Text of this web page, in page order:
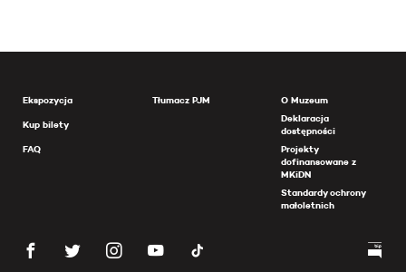
Ekspozycja
Kup bilety
FAQ
Tłumacz PJM
O Muzeum
Deklaracja
dostępności
Projekty
dofinansowane z
MKiDN
Standardy ochrony
małoletnich